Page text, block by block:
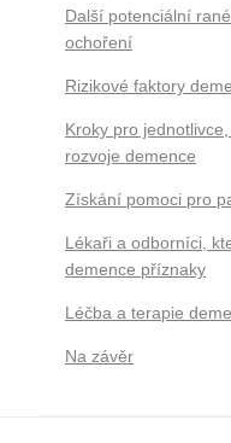
Další potenciální
ochoření
Rizikové faktory
Kroky pro
rozvoje demence
Získání pomoci pro
Lékaři a odborníci,
demence příznaky
Léčba a terapie
Na závěr